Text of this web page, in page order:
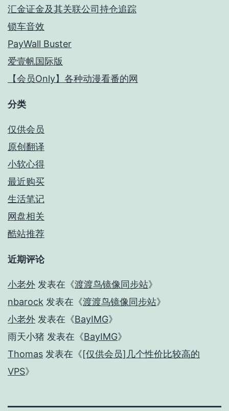
汇金证金及其关联公司持仓追踪
锁车音效
PayWall Buster
爱壹帆国际版
【会员Only】各种动漫看番的网
分类
仅供会员
原创翻译
小软心得
最近购买
生活笔记
网盘相关
酷站推荐
近期评论
小老外 发表在《渡渡鸟镜像同步站》
nbarock 发表在《渡渡鸟镜像同步站》
小老外 发表在《BayIMG》
雨天小猪 发表在《BayIMG》
Thomas 发表在《[仅供会员]几个性价比较高的
VPS》